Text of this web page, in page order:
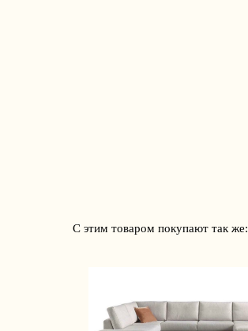
С этим товаром покупают так же: